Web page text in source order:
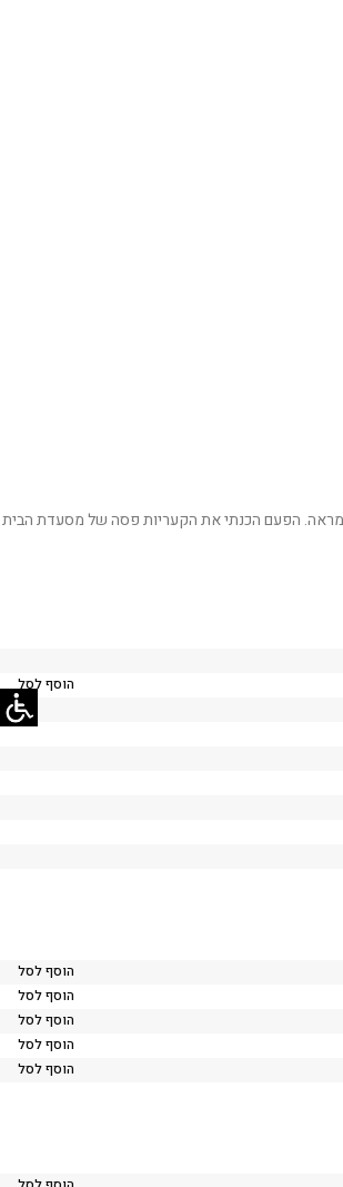
הפעם הכנתי את הקעריות פסה של מסעדת הבית
הוסף לסל
הוסף לסל
הוסף לסל
הוסף לסל
הוסף לסל
הוסף לסל